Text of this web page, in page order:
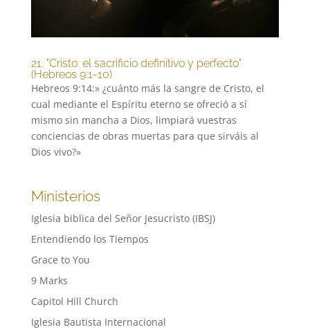
21. "Cristo: el sacrificio definitivo y perfecto"
(Hebreos 9:1-10)
Hebreos 9:14:» ¿cuánto más la sangre de Cristo, el
cual mediante el Espíritu eterno se ofreció a sí
mismo sin mancha a Dios, limpiará vuestras
conciencias de obras muertas para que sirváis al
Dios vivo?»
Ministerios
Iglesia biblica del Señor Jesucristo (IBSJ)
Entendiendo los Tiempos
Grace to You
9 Marks
Capitol Hill Church
Iglesia Bautista Internacional